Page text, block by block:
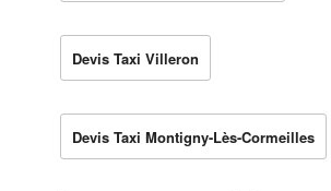
Devis Taxi Villeron
Devis Taxi Montigny-Lès-Cormeilles